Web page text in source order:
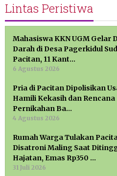
Lintas Peristiwa
Mahasiswa KKN UGM Gelar
Darah di Desa Pagerkidul
Pacitan, 11 Kant…
6 Agustus 2026
Pria di Pacitan Dipolisikan
Hamili Kekasih dan Rencana
Pernikahan Ba…
4 Agustus 2026
Rumah Warga Tulakan
Disatroni Maling Saat
Hajatan, Emas Rp350 …
31 Juli 2026